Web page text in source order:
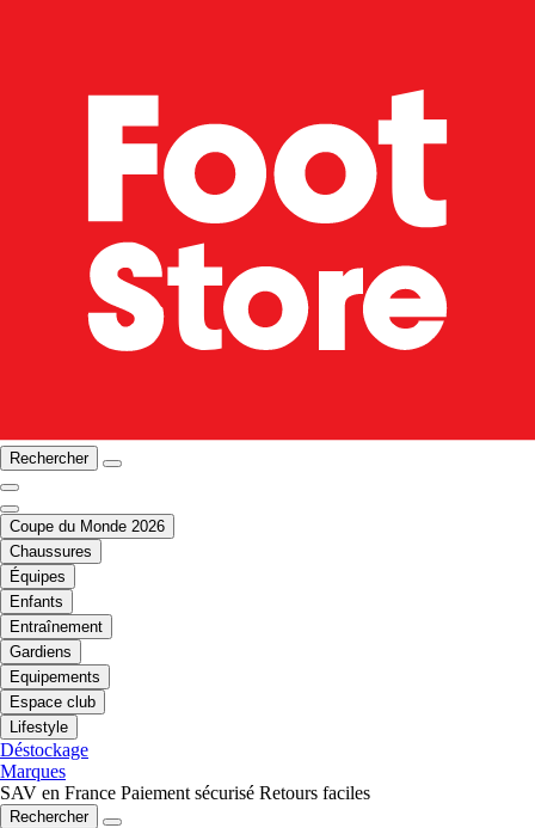
Rechercher
Coupe du Monde 2026
Chaussures
Équipes
Enfants
Entraînement
Gardiens
Equipements
Espace club
Lifestyle
Déstockage
Marques
SAV en France Paiement sécurisé Retours faciles
Rechercher